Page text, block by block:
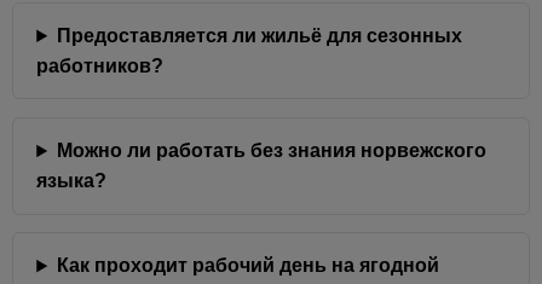
Предоставляется ли жильё для сезонных
работников?
Можно ли работать без знания норвежского
языка?
Как проходит рабочий день на ягодной